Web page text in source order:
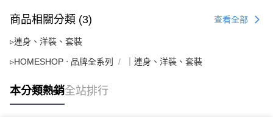
商品相關分類 (3) 查看全部
▹連身、洋裝、套裝
▹HOMESHOP ‧ 品牌全系列 ｜連身、洋裝、套裝
本分類熱銷全站排行